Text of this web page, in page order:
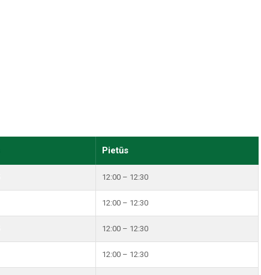
Pietūs
12:00 – 12:30
12:00 – 12:30
12:00 – 12:30
12:00 – 12:30